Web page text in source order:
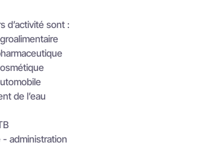
d’activité sont :
de l’eau
administration